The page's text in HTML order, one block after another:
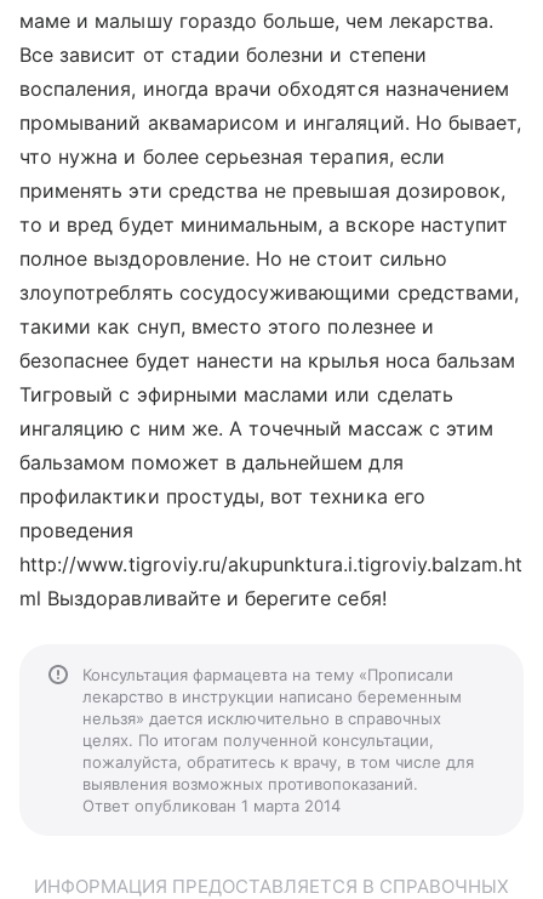
маме и малышу гораздо больше, чем лекарства.
Все зависит от стадии болезни и степени
воспаления, иногда врачи обходятся назначением
промываний аквамарисом и ингаляций. Но бывает,
что нужна и более серьезная терапия, если
применять эти средства не превышая дозировок,
то и вред будет минимальным, а вскоре наступит
полное выздоровление. Но не стоит сильно
злоупотреблять сосудосуживающими средствами,
такими как снуп, вместо этого полезнее и
безопаснее будет нанести на крылья носа бальзам
Тигровый с эфирными маслами или сделать
ингаляцию с ним же. А точечный массаж с этим
бальзамом поможет в дальнейшем для
профилактики простуды, вот техника его
проведения
http://www.tigroviy.ru/akupunktura.i.tigroviy.balzam.ht
ml Выздоравливайте и берегите себя!
Консультация фармацевта на тему «Прописали
лекарство в инструкции написано беременным
нельзя» дается исключительно в справочных
целях. По итогам полученной консультации,
пожалуйста, обратитесь к врачу, в том числе для
выявления возможных противопоказаний.
Ответ опубликован 1 марта 2014
ИНФОРМАЦИЯ ПРЕДОСТАВЛЯЕТСЯ В СПРАВОЧНЫХ